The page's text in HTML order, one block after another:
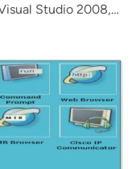
Studio 2008,…